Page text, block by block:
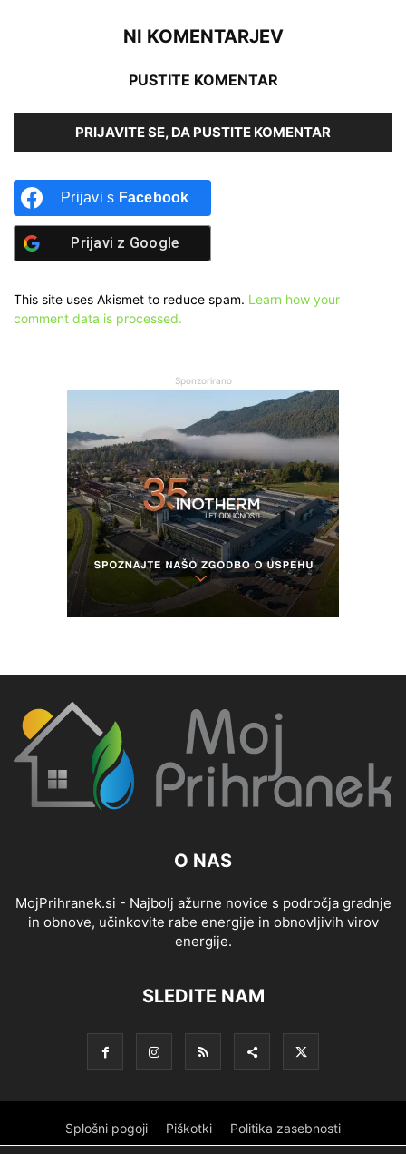
NI KOMENTARJEV
PUSTITE KOMENTAR
PRIJAVITE SE, DA PUSTITE KOMENTAR
Prijavi s Facebook
Prijavi z Google
This site uses Akismet to reduce spam. Learn how your
comment data is processed.
Sponzorirano
O NAS
MojPrihranek.si - Najbolj ažurne novice s področja gradnje
in obnove, učinkovite rabe energije in obnovljivih virov
energije.
SLEDITE NAM
Splošni pogoji Piškotki Politika zasebnosti